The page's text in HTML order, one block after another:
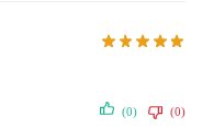
(0) (0)